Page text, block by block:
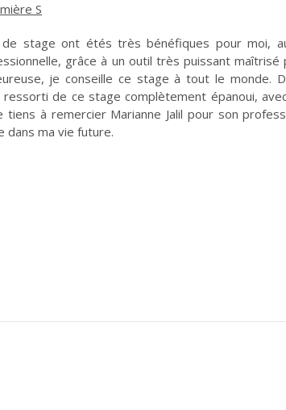
S
stage ont étés très bénéfiques pour moi,
grâce à un outil très puissant maîtrisé
je conseille ce stage à tout le monde.
ressorti de ce stage complètement épanoui,
tiens à remercier Marianne Jalil pour son
dans ma vie future.